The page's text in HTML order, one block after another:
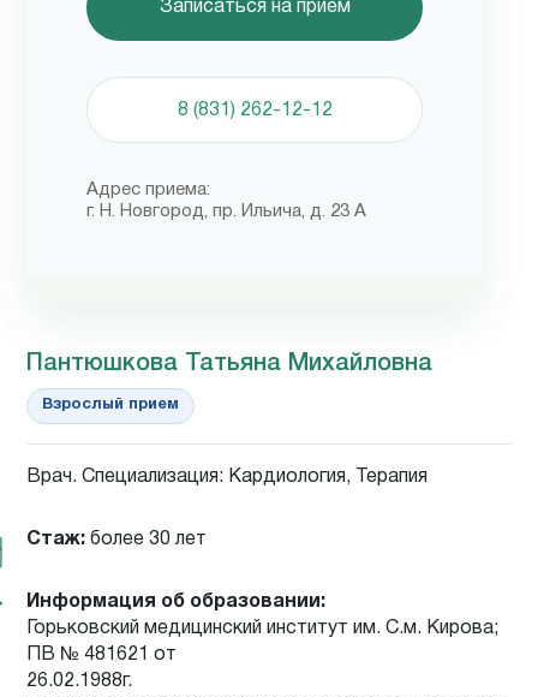
Записаться на прием
8 (831) 262-12-12
Адрес приема:
г. Н. Новгород, пр. Ильича, д. 23 А
Пантюшкова Татьяна Михайловна
Взрослый прием
Врач. Специализация: Кардиология, Терапия
Стаж: более 30 лет
Информация об образовании:
Горьковский медицинский институт им. С.м. Кирова;
ПВ № 481621 от
26.02.1988г.